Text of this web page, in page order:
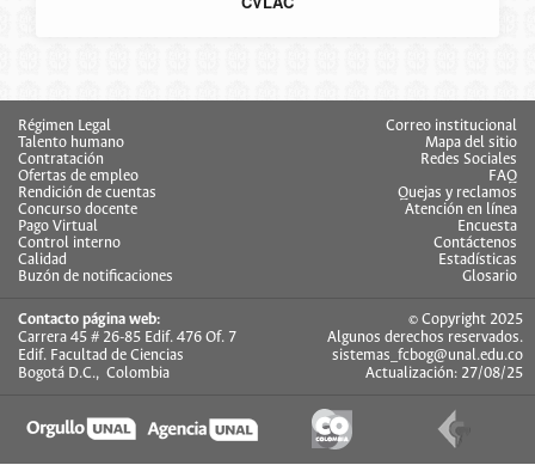
Régimen Legal
Talento humano
Contratación
Ofertas de empleo
Rendición de cuentas
Concurso docente
Pago Virtual
Control interno
Calidad
Buzón de notificaciones
Correo institucional
Mapa del sitio
Redes Sociales
FAQ
Quejas y reclamos
Atención en línea
Encuesta
Contáctenos
Estadísticas
Glosario
Contacto página web:
Carrera 45 # 26-85 Edif. 476 Of. 7
Edif. Facultad de Ciencias
Bogotá D.C., Colombia
© Copyright 2025
Algunos derechos reservados.
sistemas_fcbog@unal.edu.co
Actualización: 27/08/25